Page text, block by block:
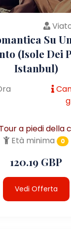
Su
(Isole Dei
Istanbul)
Tour a piedi della
Età minima
0
120.19 GBP
Vedi Offerta